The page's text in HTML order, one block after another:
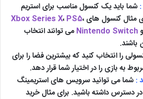
شما باید یک کنسول مناسب برای استریم
مثال کنسول های
Xbox Series X، PS5،
Nintendo Switch می توانند انتخاب
باشند.
را انتخاب کنید که بیشترین فضا را برای
به بازی را در اختیار شما قرار دهد.
: شما می توانید سرویس های استریمینگ
در دسترس داشته باشید. برای مثال خرید